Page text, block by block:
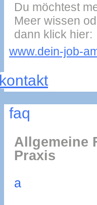
Du möchtest
Meer wissen
dann klick hier:
www.dein-job-
faq
Allgemeine
Praxis
a